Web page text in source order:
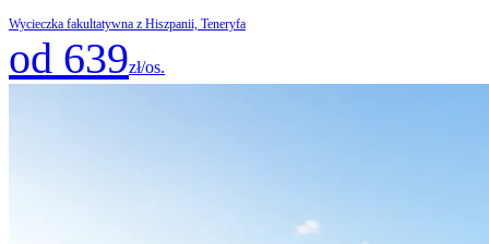
Wycieczka fakultatywna z Hiszpanii, Teneryfa
od 639zł/os.